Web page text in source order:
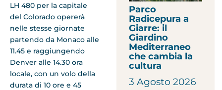
LH 480 per la capitale
del Colorado opererà
nelle stesse giornate
partendo da Monaco alle
11.45 e raggiungendo
Denver alle 14.30 ora
locale, con un volo della
durata di 10 ore e 45
Parco
Radicepura a
Giarre: il
Giardino
Mediterraneo
che cambia la
cultura
3 Agosto 2026